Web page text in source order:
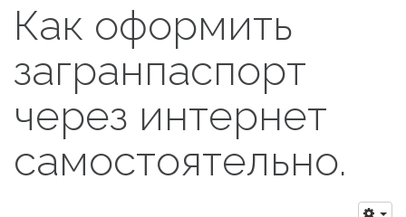
Как оформить
загранпаспорт
через интернет
самостоятельно.